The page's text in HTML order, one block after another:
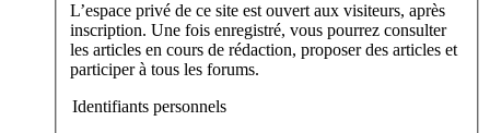
L’espace privé de ce site est ouvert aux visiteurs, après
inscription. Une fois enregistré, vous pourrez consulter
les articles en cours de rédaction, proposer des articles et
participer à tous les forums.
Identifiants personnels